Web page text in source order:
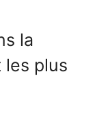
la
les plus